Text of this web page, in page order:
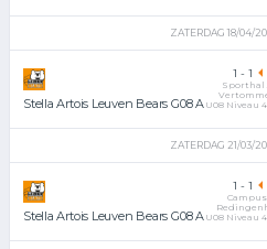
ZATERDAG 18/04/
Stella Artois Leuven Bears G08 A
1 - 1
Sporthal
U08 Niveau 4
ZATERDAG 21/03/
Stella Artois Leuven Bears G08 A
1 - 1
Campus
U08 Niveau 4